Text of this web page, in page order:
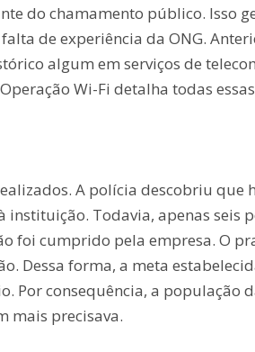
do chamamento público. Isso
de experiência da ONG.
algum em serviços de
Wi-Fi detalha todas
A polícia descobriu que
Todavia, apenas seis
foi cumprido pela empresa. O
Dessa forma, a meta
Por consequência, a
mais precisava.